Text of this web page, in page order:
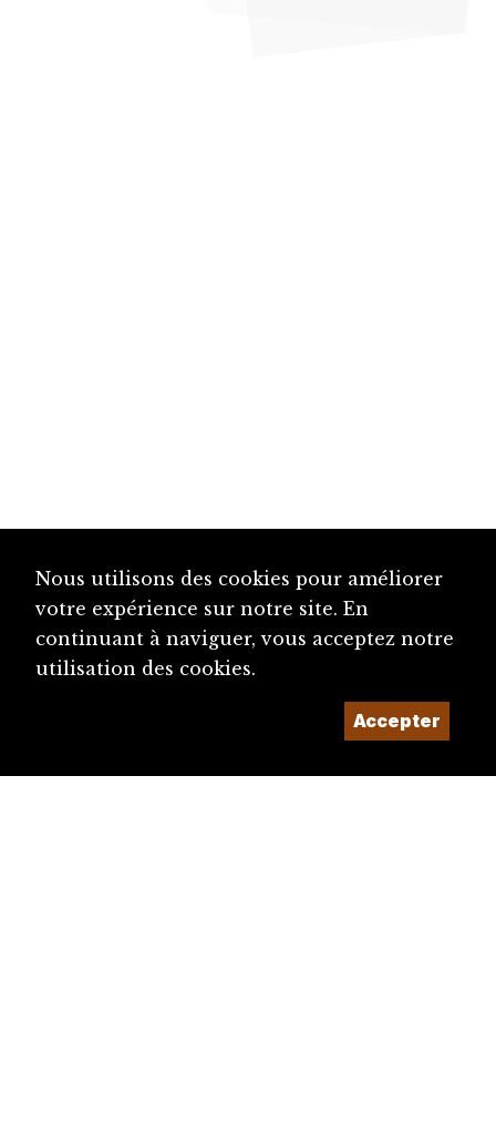
Nous utilisons des cookies pour améliorer
votre expérience sur notre site. En
continuant à naviguer, vous acceptez notre
utilisation des cookies.
Accepter